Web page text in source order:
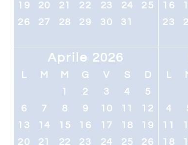
19
20 21 22 23 24
25
26
27 28 29 30 31
Aprile 2026
L M M G V S
D
1
2 3 4
5
6
7 8 9 10 11
12
13
14 15 16 17 18
19
20
21 22 23 24 25
26
16
23
L
4
11
18